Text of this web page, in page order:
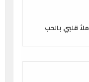
قلبي بالحب